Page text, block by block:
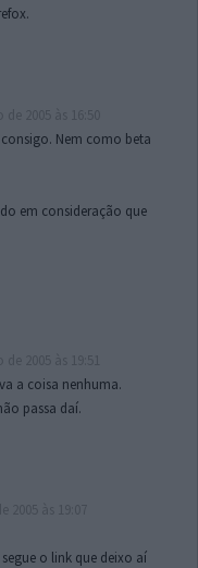
Nem como beta
em consideração que
a coisa nenhuma.
passa daí.
o link que deixo aí